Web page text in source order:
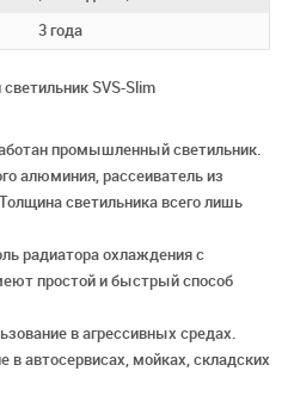
3 года
SVS-Slim
промышленный светильник.
алюминия, рассеиватель из
светильника всего лишь
радиатора охлаждения с
простой и быстрый способ
в агрессивных средах.
в автосервисах, мойках, складских